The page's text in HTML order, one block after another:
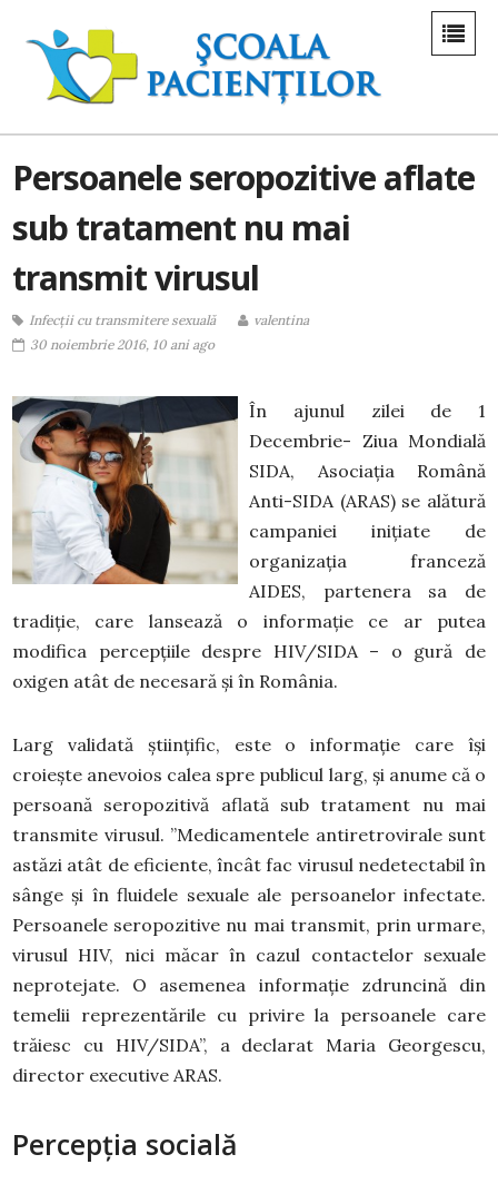
Persoanele seropozitive aflate
sub tratament nu mai
transmit virusul
Infecții cu transmitere sexuală
valentina
30 noiembrie 2016, 10 ani ago
În ajunul zilei de 1
Decembrie- Ziua Mondială
SIDA, Asociația Română
Anti-SIDA (ARAS) se alătură
campaniei inițiate de
organizația franceză
AIDES, partenera sa de
tradiție, care lansează o informație ce ar putea
modifica percepțiile despre HIV/SIDA – o gură de
oxigen atât de necesară și în România.
Larg validată științific, este o informație care își
croiește anevoios calea spre publicul larg, și anume că o
persoană seropozitivă aflată sub tratament nu mai
transmite virusul. ”Medicamentele antiretrovirale sunt
astăzi atât de eficiente, încât fac virusul nedetectabil în
sânge și în fluidele sexuale ale persoanelor infectate.
Persoanele seropozitive nu mai transmit, prin urmare,
virusul HIV, nici măcar în cazul contactelor sexuale
neprotejate. O asemenea informație zdruncină din
temelii reprezentările cu privire la persoanele care
trăiesc cu HIV/SIDA”, a declarat Maria Georgescu,
director executive ARAS.
Percepția socială